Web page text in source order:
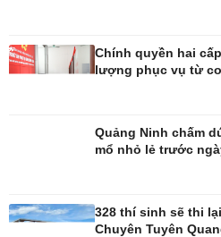
Nghệ sĩ
Thời trang
Chính quyền hai
lượng phục vụ từ
Quảng Ninh chấm
mổ nhỏ lẻ trước
328 thí sinh sẽ thi
Chuyên Tuyên